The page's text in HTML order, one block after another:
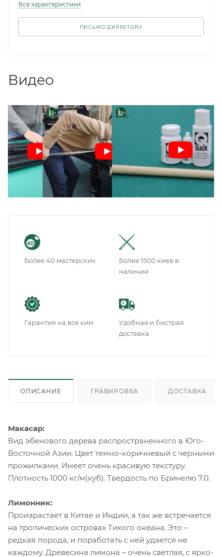
Все характеристики
ПИСЬМО ДИРЕКТОРУ
Видео
Более 40 мастерских
Более 1500 киев в
наличии
Гарантия на все кии
Удобная и быстрая
доставка
ОПИСАНИЕ ГРАВИРОВКА ДОСТАВКА
Макасар:
Вид эбенового дерева распространенного в Юго-
Восточной Азии. Цвет темно-коричневый с черными
прожилками. Имеет очень красивую текстуру.
Плотность 1000 кг/м(куб). Твердость по Бринелю 7.0.
Лимонник:
Произрастает в Китае и Индии, а так же встречается
на тропических островах Тихого океана. Это –
редкая порода, и поработать с ней удается не
каждому. Древесина лимона – очень светлая, с ярко-